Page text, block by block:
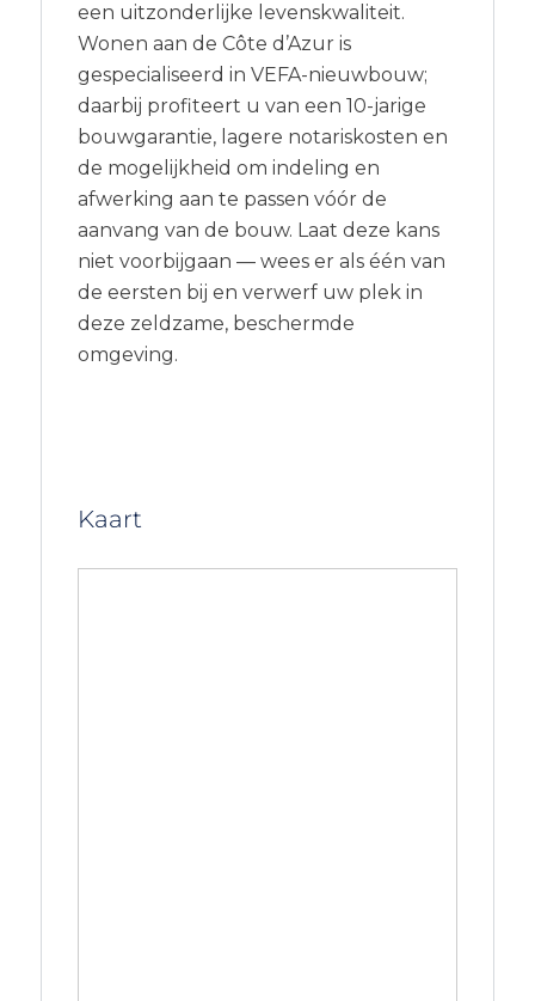
een uitzonderlijke levenskwaliteit.
Wonen aan de Côte d’Azur is
gespecialiseerd in VEFA-nieuwbouw;
daarbij profiteert u van een 10-jarige
bouwgarantie, lagere notariskosten en
de mogelijkheid om indeling en
afwerking aan te passen vóór de
aanvang van de bouw. Laat deze kans
niet voorbijgaan — wees er als één van
de eersten bij en verwerf uw plek in
deze zeldzame, beschermde
omgeving.
Kaart